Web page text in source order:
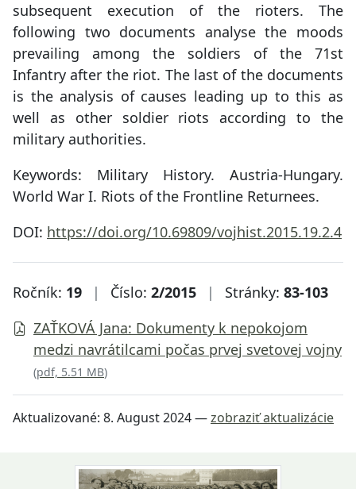
subsequent execution of the rioters. The
following two documents analyse the moods
prevailing among the soldiers of the 71st
Infantry after the riot. The last of the documents
is the analysis of causes leading up to this as
well as other soldier riots according to the
military authorities.
Keywords: Military History. Austria-Hungary.
World War I. Riots of the Frontline Returnees.
DOI: https://doi.org/10.69809/vojhist.2015.19.2.4
Ročník: 19 | Číslo: 2/2015 | Stránky: 83-103
ZAŤKOVÁ Jana: Dokumenty k nepokojom
medzi navrátilcami počas prvej svetovej vojny
(pdf, 5.51 MB)
Aktualizované: 8. August 2024—zobraziť aktualizácie